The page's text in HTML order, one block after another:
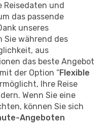
Reisedaten und
das passende
unseres
Sie während des
aus
das beste Angebot
der Option “Flexible
Ihre Reise
Wenn Sie eine
können Sie sich
Angeboten